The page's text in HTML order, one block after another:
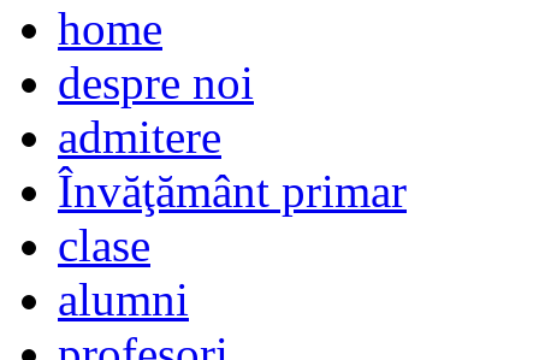
home
despre noi
admitere
Învăţământ primar
clase
alumni